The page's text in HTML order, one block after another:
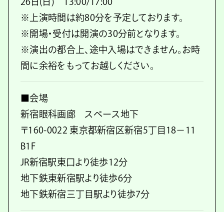
※上演時間は約80分を予定しております。
※開場・受付は開演の30分前となります。
※演出の都合上、途中入場はできません。お時
間に余裕をもってお越しください。
■会場
新宿眼科画廊 スペース地下
〒160-0022 東京都新宿区新宿5丁目18−11
B1F
JR新宿駅東口より徒歩12分
地下鉄東新宿駅より徒歩6分
地下鉄新宿三丁目駅より徒歩7分